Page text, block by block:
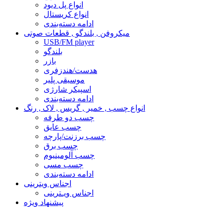
انواع پل دیود
انواع کریستال
ادامه دسته‌بندی
میکروفن , بلندگو , قطعات صوتی
USB/FM player
بلندگو
بازر
هدست/هندزفری
موسیقی پلیر
اسپیکر شارژی
ادامه دسته‌بندی
انواع چسب , خمیر , گریس , لاک , رنگ
چسب دو طرفه
چسب عایق
چسب برزنت/پارچه
چسب برق
چسب آلومینیوم
چسب مسی
ادامه دسته‌بندی
اجناس ویترینی
اجناس ویـترینی
پیشنهاد ویژه